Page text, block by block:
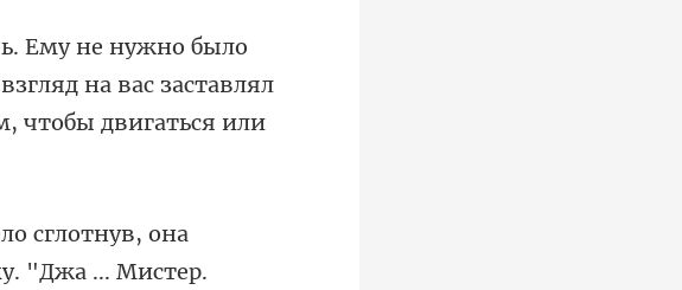
на вас заставлял
она
"Джа ...